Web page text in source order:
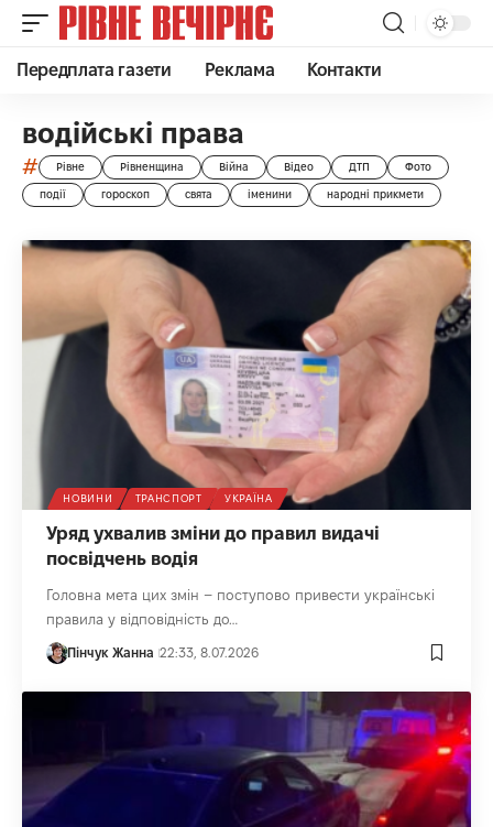
Передплата газети Реклама Контакти
водійські права
# Рівне Рівненщина Війна Відео ДТП Фото
події гороскоп свята іменини народні прикмети
НОВИНИ ТРАНСПОРТ УКРАЇНА
Уряд ухвалив зміни до правил видачі
посвідчень водія
Головна мета цих змін – поступово привести українські
правила у відповідність до…
Пінчук Жанна 22:33, 8.07.2026